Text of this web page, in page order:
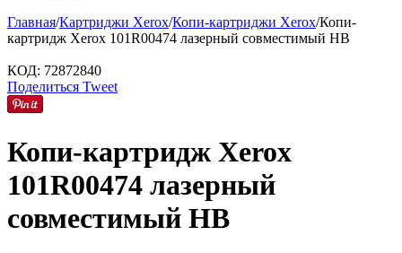
Главная/Картриджи Xerox/Копи-картриджи Xerox/Копи-
картридж Xerox 101R00474 лазерный совместимый HB
КОД: 72872840
Поделиться Tweet
Копи-картридж Xerox
101R00474 лазерный
совместимый HB